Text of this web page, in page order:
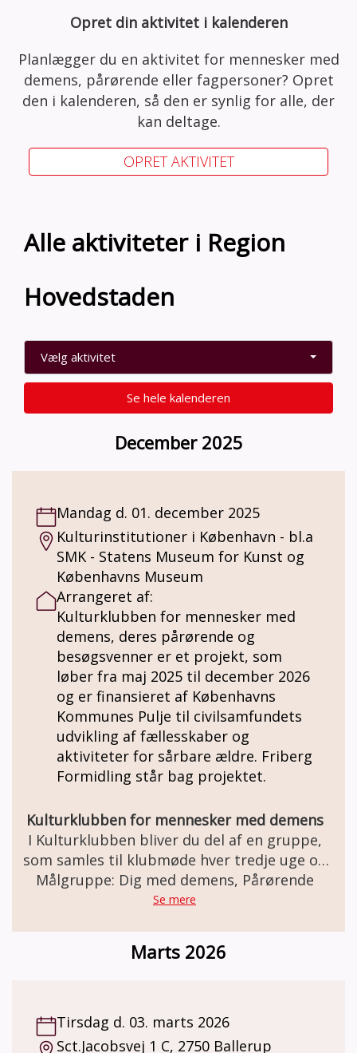
Opret din aktivitet i kalenderen
Planlægger du en aktivitet for mennesker med
demens, pårørende eller fagpersoner? Opret
den i kalenderen, så den er synlig for alle, der
kan deltage.
OPRET AKTIVITET
Alle aktiviteter i Region
Hovedstaden
Vælg aktivitet
Se hele kalenderen
December 2025
Mandag d. 01. december 2025
Kulturinstitutioner i København - bl.a
SMK - Statens Museum for Kunst og
Københavns Museum
Arrangeret af:
Kulturklubben for mennesker med
demens, deres pårørende og
besøgsvenner er et projekt, som
løber fra maj 2025 til december 2026
og er finansieret af Københavns
Kommunes Pulje til civilsamfundets
udvikling af fællesskaber og
aktiviteter for sårbare ældre. Friberg
Formidling står bag projektet.
Kulturklubben for mennesker med demens
I Kulturklubben bliver du del af en gruppe,
som samles til klubmøde hver tredje uge og
får en fælles kulturoplevelse. I bliver
modtaget i døren, og efter ca. en time med
Kulturklubben samarbejder med
kulturoplevelser, og det er hos dem,
klubmøderne finder sted. Hvem kan deltage?
Målgruppe: Dig med demens, Pårørende
Se mere
Marts 2026
Tirsdag d. 03. marts 2026
Sct.Jacobsvej 1 C, 2750 Ballerup